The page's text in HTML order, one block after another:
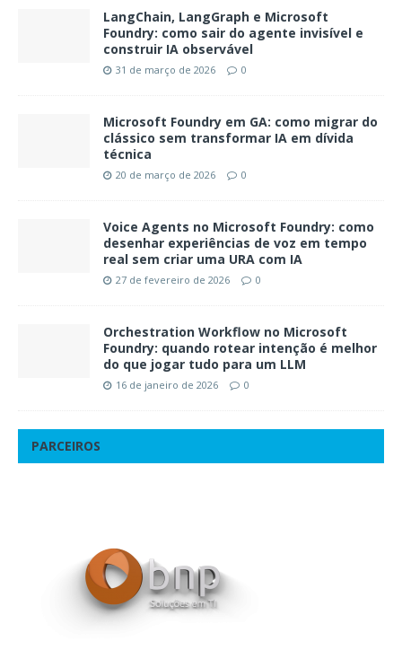
LangChain, LangGraph e Microsoft
Foundry: como sair do agente invisível e
construir IA observável
31 de março de 2026 0
Microsoft Foundry em GA: como migrar do
clássico sem transformar IA em dívida
técnica
20 de março de 2026 0
Voice Agents no Microsoft Foundry: como
desenhar experiências de voz em tempo
real sem criar uma URA com IA
27 de fevereiro de 2026 0
Orchestration Workflow no Microsoft
Foundry: quando rotear intenção é melhor
do que jogar tudo para um LLM
16 de janeiro de 2026 0
PARCEIROS